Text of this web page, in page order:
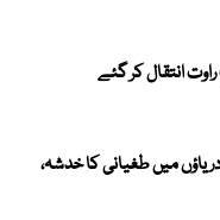
انتقال کر گئے
اور دریاؤں میں طغیانی کا خدشہ،